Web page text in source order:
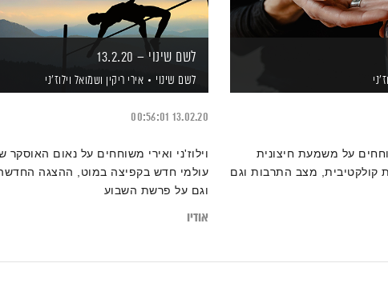
על משמעת חיצונית
קולקטיבית, מצב התרבות וגם
לשם שינוי – 13.2.20
לשם שינוי אירי ריקין ושמואל וילוז'ני
13.02.20
00:56:01
וילוז'ני ואירי משוחחים על נאום
עולמי חדש בקפיצה במוט, ההצגה
וגם על פרשת השבוע
אודיו